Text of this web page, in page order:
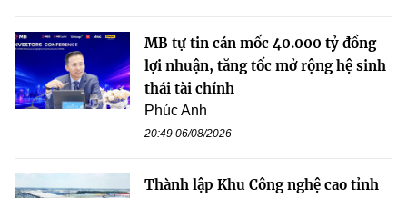
MB tự tin cán mốc 40.000 tỷ đồng
lợi nhuận, tăng tốc mở rộng hệ sinh
thái tài chính
Phúc Anh
20:49 06/08/2026
Thành lập Khu Công nghệ cao tỉnh